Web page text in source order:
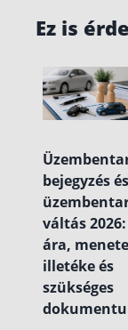
Ez is
bejegyzés és
váltás 2026:
ára,
illetéke és
szükséges